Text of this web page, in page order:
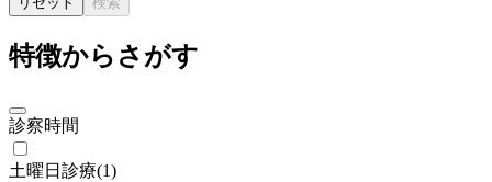
特徴からさがす
診察時間
土曜日診療(1)